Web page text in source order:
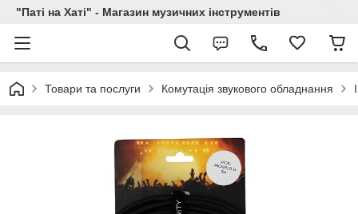
"Паті на Хаті" - Магазин музичних інструментів
Товари та послуги Комутація звукового обладнання